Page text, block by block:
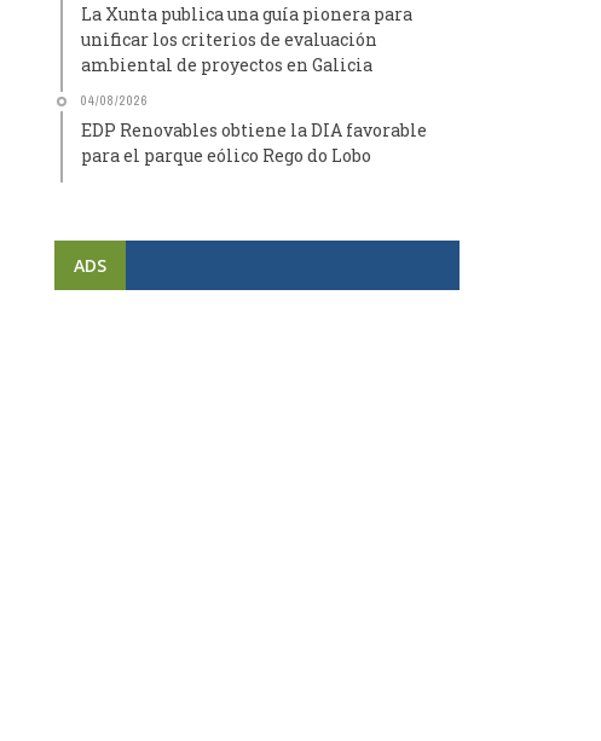
La Xunta publica una guía pionera para
unificar los criterios de evaluación
ambiental de proyectos en Galicia
04/08/2026
EDP Renovables obtiene la DIA favorable
para el parque eólico Rego do Lobo
ADS